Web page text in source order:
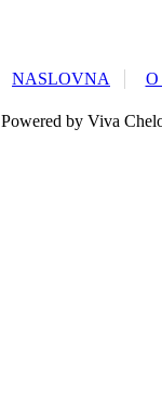
NASLOVNA
Powered by Viva